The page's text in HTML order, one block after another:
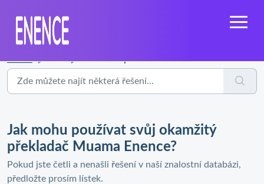
Jak mohu používat svůj okamžitý
překladač Muama Enence?
Pokud jste četli a nenašli řešení v naší znalostní databázi,
předložte prosím lístek.